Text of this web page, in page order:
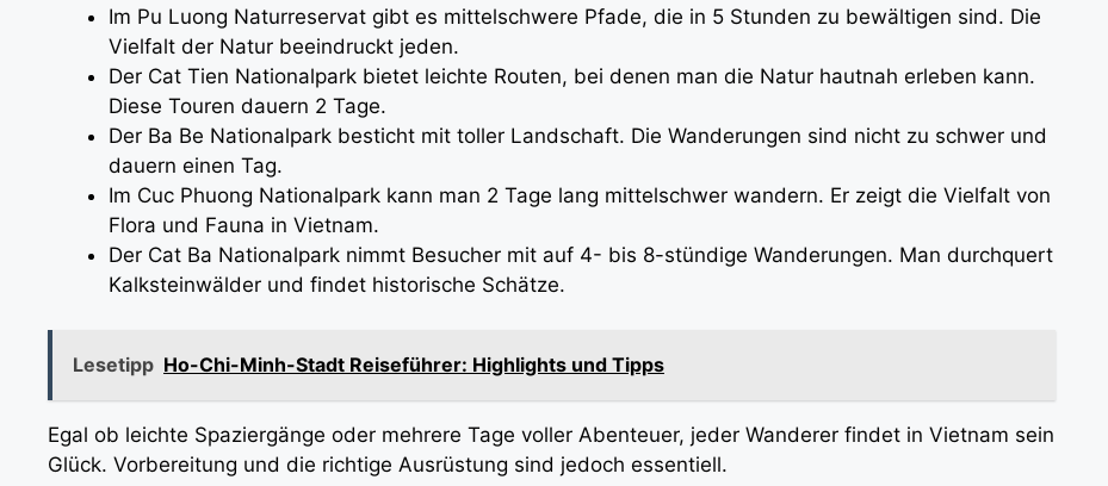
Im Pu Luong Naturreservat gibt es mittelschwere Pfade, die in 5 Stunden zu bewältigen sind. Die
Vielfalt der Natur beeindruckt jeden.
Der Cat Tien Nationalpark bietet leichte Routen, bei denen man die Natur hautnah erleben kann.
Diese Touren dauern 2 Tage.
Der Ba Be Nationalpark besticht mit toller Landschaft. Die Wanderungen sind nicht zu schwer und
dauern einen Tag.
Im Cuc Phuong Nationalpark kann man 2 Tage lang mittelschwer wandern. Er zeigt die Vielfalt von
Flora und Fauna in Vietnam.
Der Cat Ba Nationalpark nimmt Besucher mit auf 4- bis 8-stündige Wanderungen. Man durchquert
Kalksteinwälder und findet historische Schätze.
Lesetipp Ho-Chi-Minh-Stadt Reiseführer: Highlights und Tipps
Egal ob leichte Spaziergänge oder mehrere Tage voller Abenteuer, jeder Wanderer findet in Vietnam sein
Glück. Vorbereitung und die richtige Ausrüstung sind jedoch essentiell.